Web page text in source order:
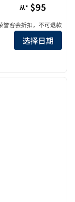
从* $95
誉客会折扣，不可退款
选择日期
1/12
下一